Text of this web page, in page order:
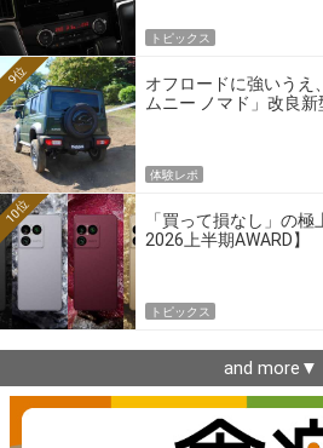
トピックス
オフロードに強いうえ
ムニー ノマド」改良
9位
体験レポ
「買って損なし」の
2026上半期AWARD】
10位
トピックス
and more▼